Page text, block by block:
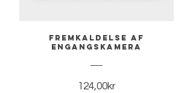
Fremkaldelse af
engangskamera
124,00krPris